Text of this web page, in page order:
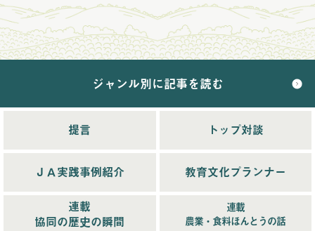
2024年10月配信
(6)
2024年11月配信(5)
2024年12月配信(5)
(68)
2025年11月配信(6)
2025年12月配信
2025年1月配信(6)
2025年3月配信(4)
ジャンル別に記事を読む
提言 トップ対談
ＪＡ実践事例紹介 教育文化プランナー
連載
協同の歴史の瞬間
連載
農業・食料ほんとうの話